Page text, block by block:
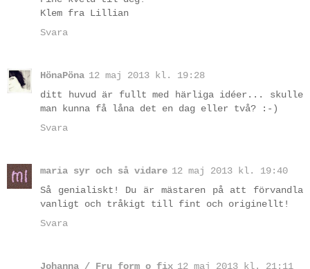
Klem fra Lillian
Svara
HönaPöna 12 maj 2013 kl. 19:28
ditt huvud är fullt med härliga idéer... skulle
man kunna få låna det en dag eller två? :-)
Svara
maria syr och så vidare 12 maj 2013 kl. 19:40
Så genialiskt! Du är mästaren på att förvandla
vanligt och tråkigt till fint och originellt!
Svara
Johanna / Fru form o fix 12 maj 2013 kl. 21:11